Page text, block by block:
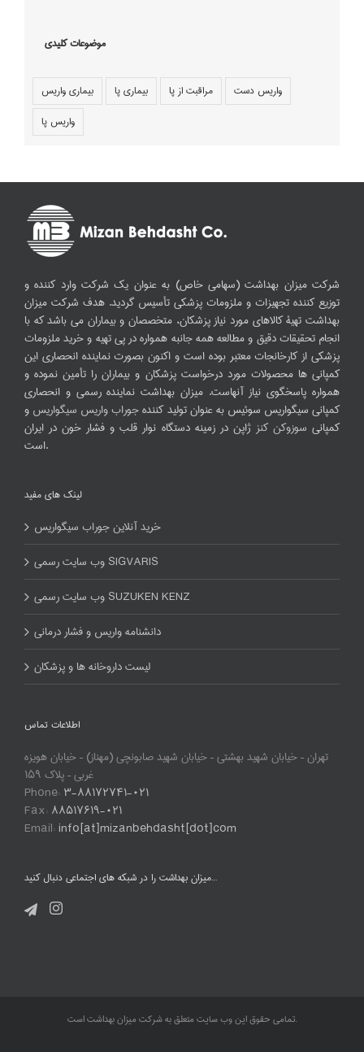
موضوعات کلیدی
بیماری واریس بیماری پا مراقبت از پا
واریس دست
واریس پا
شرکت میزان بهداشت (سهامی خاص) به عنوان یک شرکت وارد کننده و
توزیع کننده تجهیزات و ملزومات پزشکی تأسیس گردید. هدف شرکت میزان
بهداشت تهیۀ کالاهای مورد نیاز پزشکان، متخصصان و بیماران می باشد که با
انجام تحقیقات دقیق و مطالعه همه جانبه همواره در پی تهیه و خرید ملزومات
پزشکی از کارخانجات معتبر بوده است و اکنون بصورت نماینده انحصاری این
کمپانی ها محصولات مورد درخواست پزشکان و بیماران را تأمین نموده و
همواره پاسخگوی نیاز آنهاست. میزان بهداشت نماینده رسمی و انحصاری
کمپانی سیگواریس سوئیس به عنوان تولید کنندهجوراب واریس سیگواریسو
کمپانی سوزوکن کنز ژاپن در زمینه دستگاه نوار قلب و فشار خون در ایران
است.
لینک های مفید
خرید آنلاین جوراب سیگواریس
وب سایت رسمی SIGVARIS
وب سایت رسمی SUZUKEN KENZ
دانشنامه واریس و فشار درمانی
لیست داروخانه ها و پزشکان
اطلاعات تماس
تهران – خیابان شهید بهشتی – خیابان شهید صابونچی (مهناز) – خیابان هویزه
غربی – پلاک ۱۵۹
Phone:۳-۸۸۱۷۲۷۴۱-۰۲۱
Fax:۸۸۵۱۷۶۱۹-۰۲۱
Email:info[at]mizanbehdasht[dot]com
میزان بهداشت را در شبکه های اجتماعی دنبال کنید…
تمامی حقوق این وب سایت متعلق به شرکت میزان بهداشت است.